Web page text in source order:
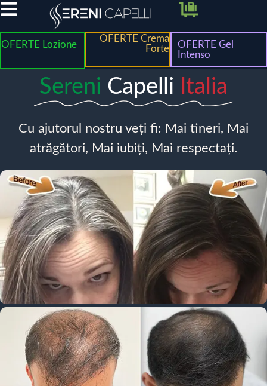
OFERTE Lozione
OFERTE Crema
Forte
OFERTE Gel
Intenso
Sereni Capelli Italia
Cu ajutorul nostru veți fi: Mai tineri, Mai
atrăgători, Mai iubiți, Mai respectați.